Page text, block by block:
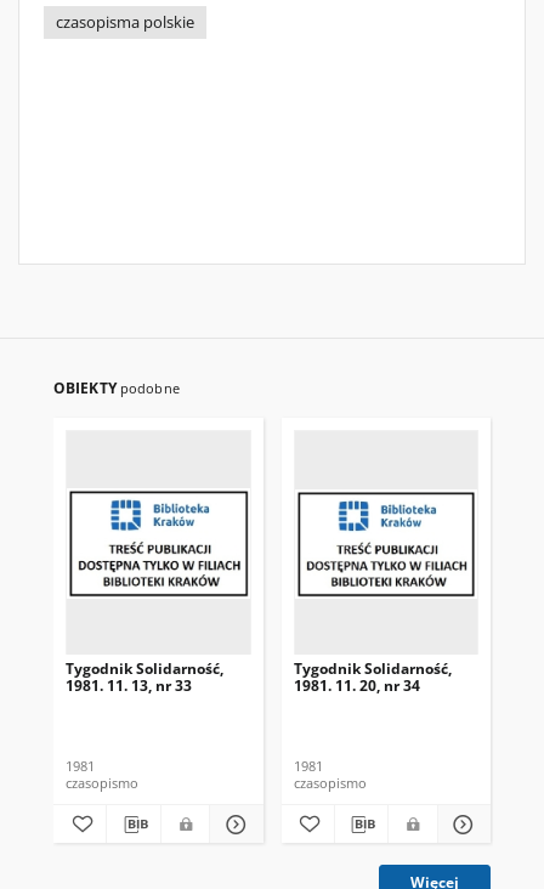
czasopisma polskie
OBIEKTY podobne
Tygodnik Solidarność,
1981. 11. 13, nr 33
1981
czasopismo
Tygodnik Solidarność,
1981. 11. 20, nr 34
1981
czasopismo
Więcej